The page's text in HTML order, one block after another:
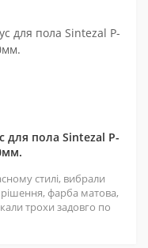
пола Sintezal P-
стилі, вибрали
фарба матова,
трохи задовго по